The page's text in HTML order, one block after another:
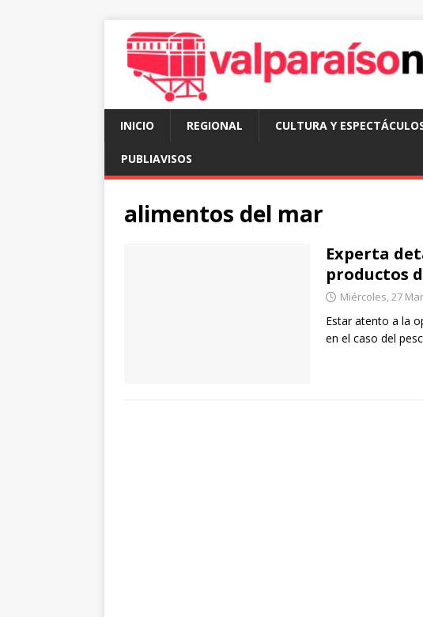
INICIO REGIONAL CULTURA Y
PUBLIAVISOS
alimentos del mar
Experta
productos
Miércoles, 27
Estar atento a la
en el caso del